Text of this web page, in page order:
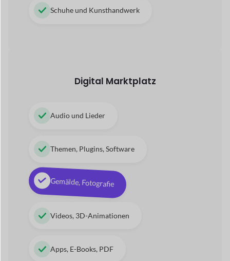
Gemälde, Fotografie
Apps, E-Books, PDF
Servicebasierter Marktplatz
Techniker, Assistenz
Spa-Service, Therapeut
Beratungsleistungen